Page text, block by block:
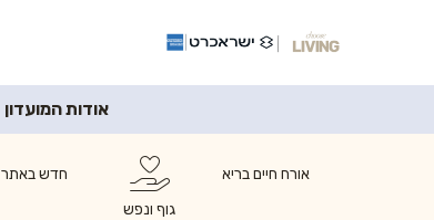
אודות המועדון
אורח חיים בריא
גוף ונפש
חדש באתר